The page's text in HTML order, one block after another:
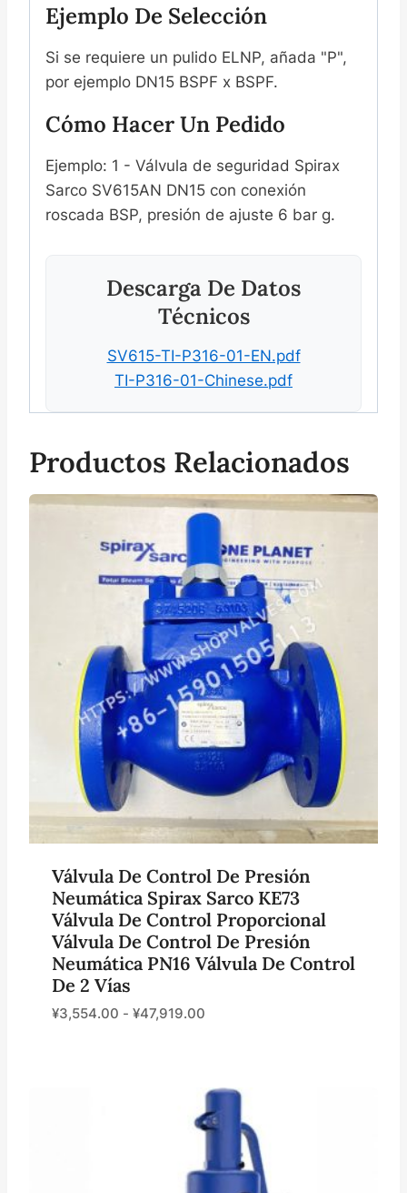
Ejemplo De Selección
Si se requiere un pulido ELNP, añada "P",
por ejemplo DN15 BSPF x BSPF.
Cómo Hacer Un Pedido
Ejemplo: 1 - Válvula de seguridad Spirax
Sarco SV615AN DN15 con conexión
roscada BSP, presión de ajuste 6 bar g.
Descarga De Datos
Técnicos
SV615-TI-P316-01-EN.pdf
TI-P316-01-Chinese.pdf
Productos Relacionados
Válvula De Control De Presión
Neumática Spirax Sarco KE73
Válvula De Control Proporcional
Válvula De Control De Presión
Neumática PN16 Válvula De Control
De 2 Vías
¥3,554.00 - ¥47,919.00